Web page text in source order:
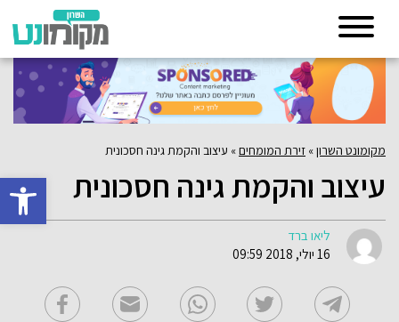
פתח
מקומונט השרון» זירת המומחים» עיצוב והקמת גינה חסכונית
עיצוב והקמת גינה חסכונית
ליאו ברד
16 יולי, 2018 09:59